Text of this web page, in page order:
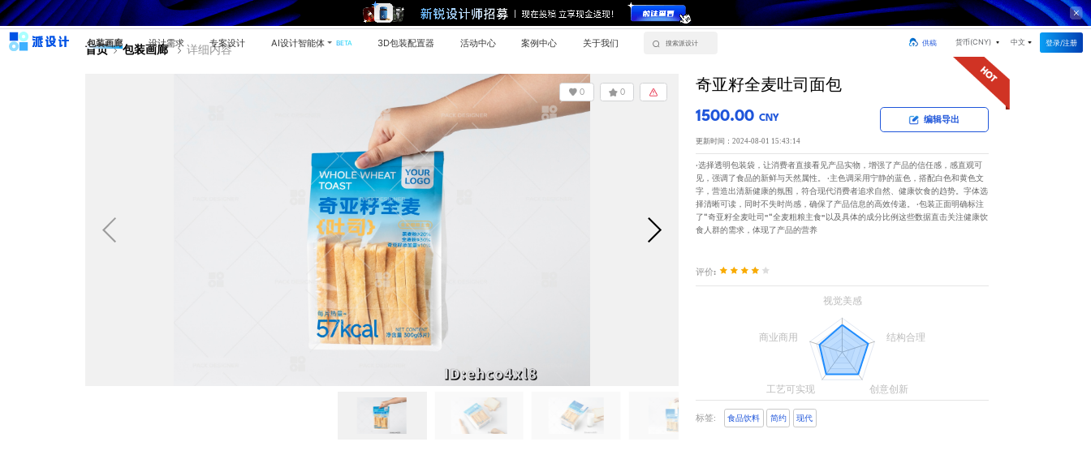
包装画廊 设计需求 专案设计 AI设计智能体 BETA 3D包装配置器 活动中心 案例中心 关于我们 供稿 货币(CNY) 中文 登录/注册
首页 包装画廊 详细内容
0
0 奇亚籽全麦吐司面包
1500.00 CNY 编辑导出
更新时间：2024-08-01 15:43:14
·选择透明包装袋，让消费者直接看见产品实物，增强了产品的信任感，感直观可
见，强调了食品的新鲜与天然属性。 ·主色调采用宁静的蓝色，搭配白色和黄色文
字，营造出清新健康的氛围，符合现代消费者追求自然、健康饮食的趋势。字体选
择清晰可读，同时不失时尚感，确保了产品信息的高效传递。 ·包装正面明确标注
了“奇亚籽全麦吐司”“全麦粗粮主食”以及具体的成分比例这些数据直击关注健康饮
食人群的需求，体现了产品的营养
评价:
标签: 食品饮料 简约 现代